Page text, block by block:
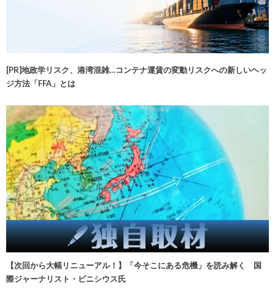
[PR]地政学リスク、港湾混雑…コンテナ運賃の変動リスクへの新しいヘッ
ジ方法「FFA」とは
【次回から大幅リニューアル！】「今そこにある危機」を読み解く 国
際ジャーナリスト・ビニシウス氏